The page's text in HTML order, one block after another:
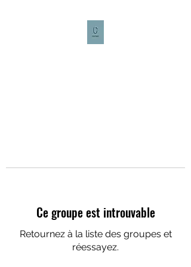
Ce groupe est introuvable
Retournez à la liste des groupes et
réessayez.